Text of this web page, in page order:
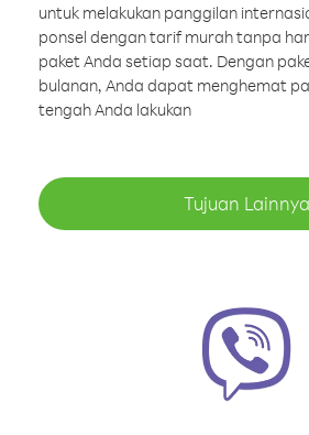
untuk melakukan panggilan
ponsel dengan tarif murah tanpa
paket Anda setiap saat. Dengan
bulanan, Anda dapat menghemat
tengah Anda lakukan
Tujuan Lainnya